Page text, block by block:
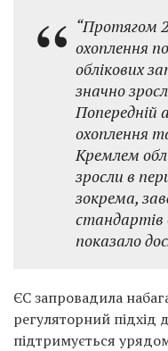
“Протягом
охоплення
облікових
значно
Попередній
охоплення
Кремлем
зросли в
зокрема,
стандартів
показало
ЄС запровадила
регуляторний підхід
підтримується